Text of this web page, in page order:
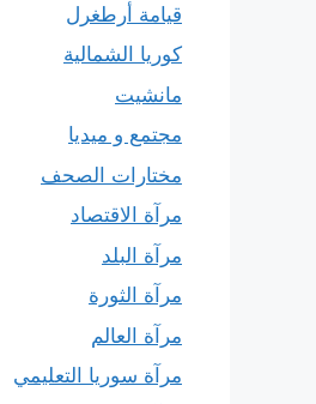
قيامة أرطغرل
كوريا الشمالية
مانشيت
مجتمع و ميديا
مختارات الصحف
مرآة الاقتصاد
مرآة البلد
مرآة الثورة
مرآة العالم
مرآة سوريا التعليمي